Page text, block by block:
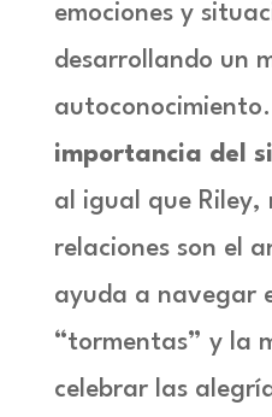
emociones y
desarrollando un
autoconocimiento.
importancia del
al igual que Riley,
relaciones son el
ayuda a navegar
“tormentas” y la
celebrar las